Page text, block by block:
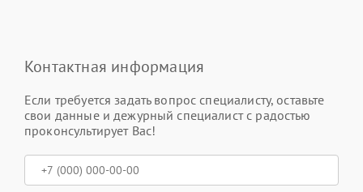
Контактная информация
Если требуется задать вопрос специалисту, оставьте
свои данные и дежурный специалист с радостью
проконсультирует Вас!